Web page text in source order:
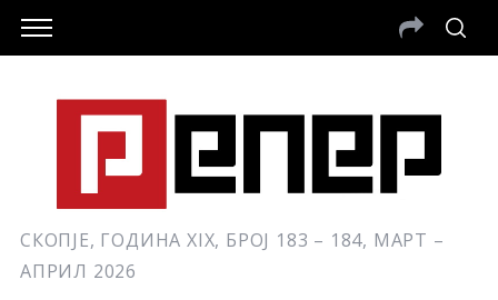
СКОПЈЕ, ГОДИНА XIX, БРОЈ 183 – 184, МАРТ –
АПРИЛ 2026